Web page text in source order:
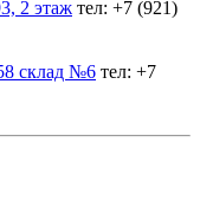
2 этаж тел: +7 (921)
склад №6 тел: +7